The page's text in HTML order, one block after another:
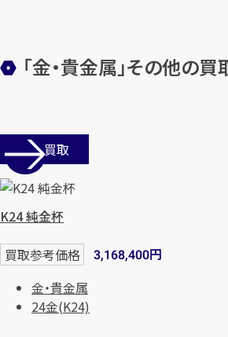
「金・貴金属」その他の
店舗買取
K24 純金杯
買取参考価格 3,168,400円
金・貴金属
24金(K24)